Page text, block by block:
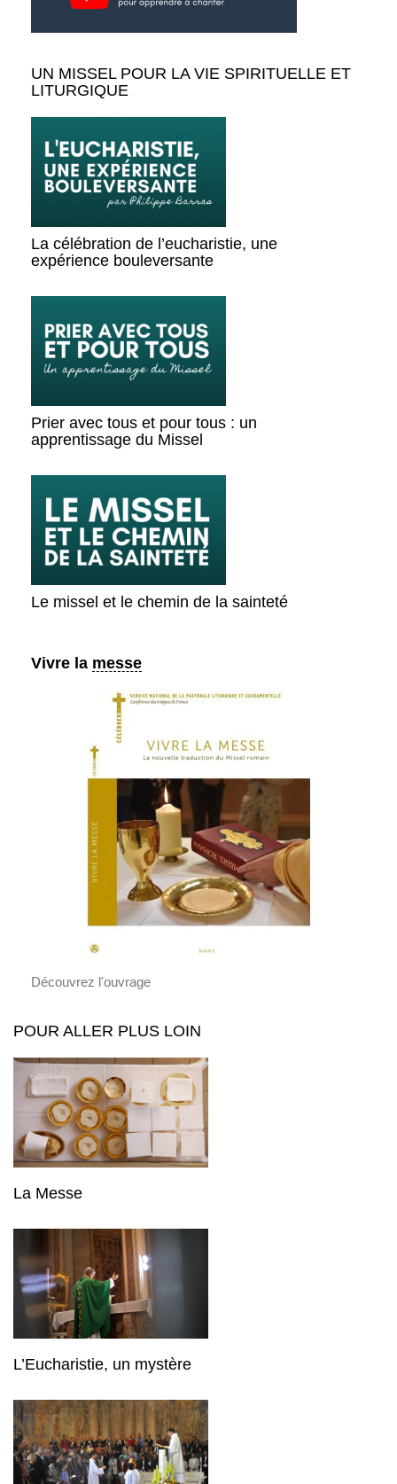
UN MISSEL POUR LA VIE SPIRITUELLE ET
LITURGIQUE
La célébration de l’eucharistie, une
expérience bouleversante
Prier avec tous et pour tous : un
apprentissage du Missel
Le missel et le chemin de la sainteté
Vivre la messe
Découvrez l'ouvrage
POUR ALLER PLUS LOIN
La Messe
L’Eucharistie, un mystère